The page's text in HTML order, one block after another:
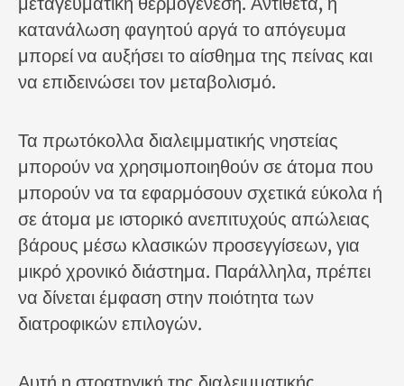
κατανάλωση φαγητού αργά το απόγευμα
μπορεί να αυξήσει το αίσθημα της πείνας και
να επιδεινώσει τον μεταβολισμό.
Τα πρωτόκολλα διαλειμματικής νηστείας
μπορούν να χρησιμοποιηθούν σε άτομα που
μπορούν να τα εφαρμόσουν σχετικά εύκολα ή
σε άτομα με ιστορικό ανεπιτυχούς απώλειας
βάρους μέσω κλασικών προσεγγίσεων, για
μικρό χρονικό διάστημα. Παράλληλα, πρέπει
να δίνεται έμφαση στην ποιότητα των
διατροφικών επιλογών.